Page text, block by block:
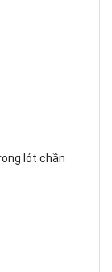
lót chần